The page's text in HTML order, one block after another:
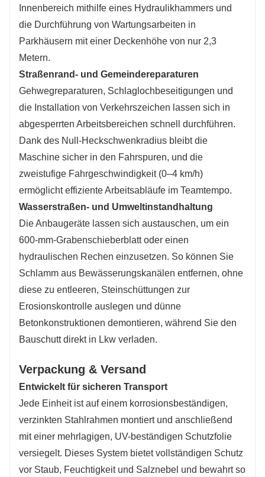
Innenbereich mithilfe eines Hydraulikhammers und
die Durchführung von Wartungsarbeiten in
Parkhäusern mit einer Deckenhöhe von nur 2,3
Metern.
Straßenrand- und Gemeindereparaturen
Gehwegreparaturen, Schlaglochbeseitigungen und
die Installation von Verkehrszeichen lassen sich in
abgesperrten Arbeitsbereichen schnell durchführen.
Dank des Null-Heckschwenkradius bleibt die
Maschine sicher in den Fahrspuren, und die
zweistufige Fahrgeschwindigkeit (0–4 km/h)
ermöglicht effiziente Arbeitsabläufe im Teamtempo.
Wasserstraßen- und Umweltinstandhaltung
Die Anbaugeräte lassen sich austauschen, um ein
600-mm-Grabenschieberblatt oder einen
hydraulischen Rechen einzusetzen. So können Sie
Schlamm aus Bewässerungskanälen entfernen, ohne
diese zu entleeren, Steinschüttungen zur
Erosionskontrolle auslegen und dünne
Betonkonstruktionen demontieren, während Sie den
Bauschutt direkt in Lkw verladen.
Verpackung & Versand
Entwickelt für sicheren Transport
Jede Einheit ist auf einem korrosionsbeständigen,
verzinkten Stahlrahmen montiert und anschließend
mit einer mehrlagigen, UV-beständigen Schutzfolie
versiegelt. Dieses System bietet vollständigen Schutz
vor Staub, Feuchtigkeit und Salznebel und bewahrt so